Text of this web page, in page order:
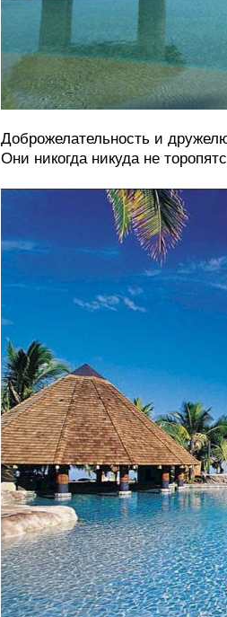
Доброжелательность и
Они никогда никуда не